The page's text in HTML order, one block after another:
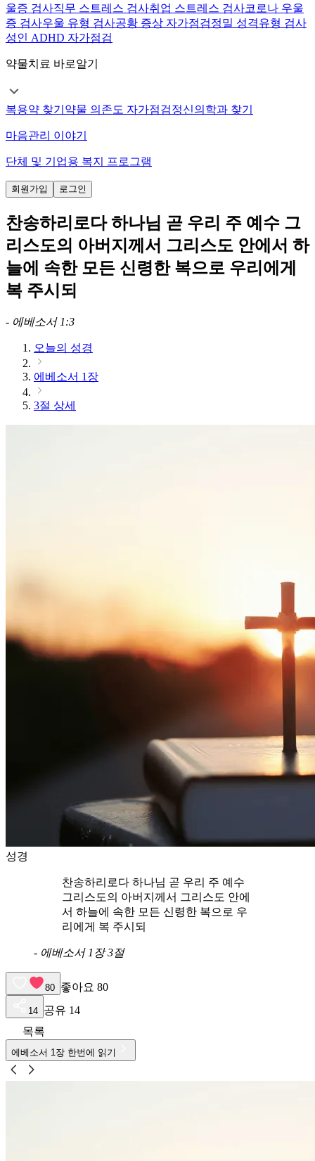
울증 검사직무 스트레스 검사취업 스트레스 검사코로나 우울
증 검사우울 유형 검사공황 증상 자가점검정밀 성격유형 검사
성인 ADHD 자가점검
약물치료 바로알기
복용약 찾기 약물 의존도 자가점검정신의학과 찾기
마음관리 이야기
단체 및 기업용 복지 프로그램
회원가입 로그인
찬송하리로다 하나님 곧 우리 주 예수 그
리스도의 아버지께서 그리스도 안에서 하
늘에 속한 모든 신령한 복으로 우리에게
복 주시되
- 에베소서 1:3
오늘의 성경
에베소서 1장
3절 상세
성경
찬송하리로다 하나님 곧 우리 주 예수
그리스도의 아버지께서 그리스도 안에
서 하늘에 속한 모든 신령한 복으로 우
리에게 복 주시되
- 에베소서 1장 3절
80 좋아요 80
14 공유 14
목록
에베소서 1장 한번에 읽기